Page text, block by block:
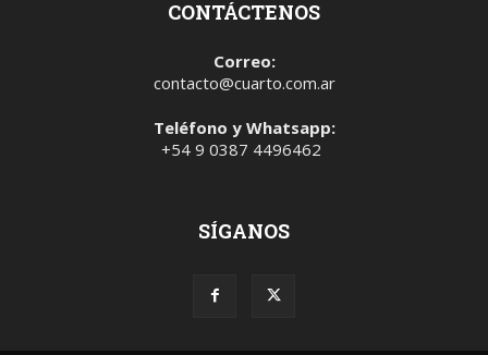
CONTÁCTENOS
Correo:
contacto@cuarto.com.ar
Teléfono y Whatsapp:
+54 9 0387 4496462
SÍGANOS